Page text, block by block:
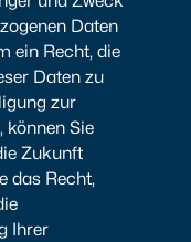
Daten
ein Recht, die
Daten zu
zur
können Sie
Zukunft
das Recht,
Ihrer